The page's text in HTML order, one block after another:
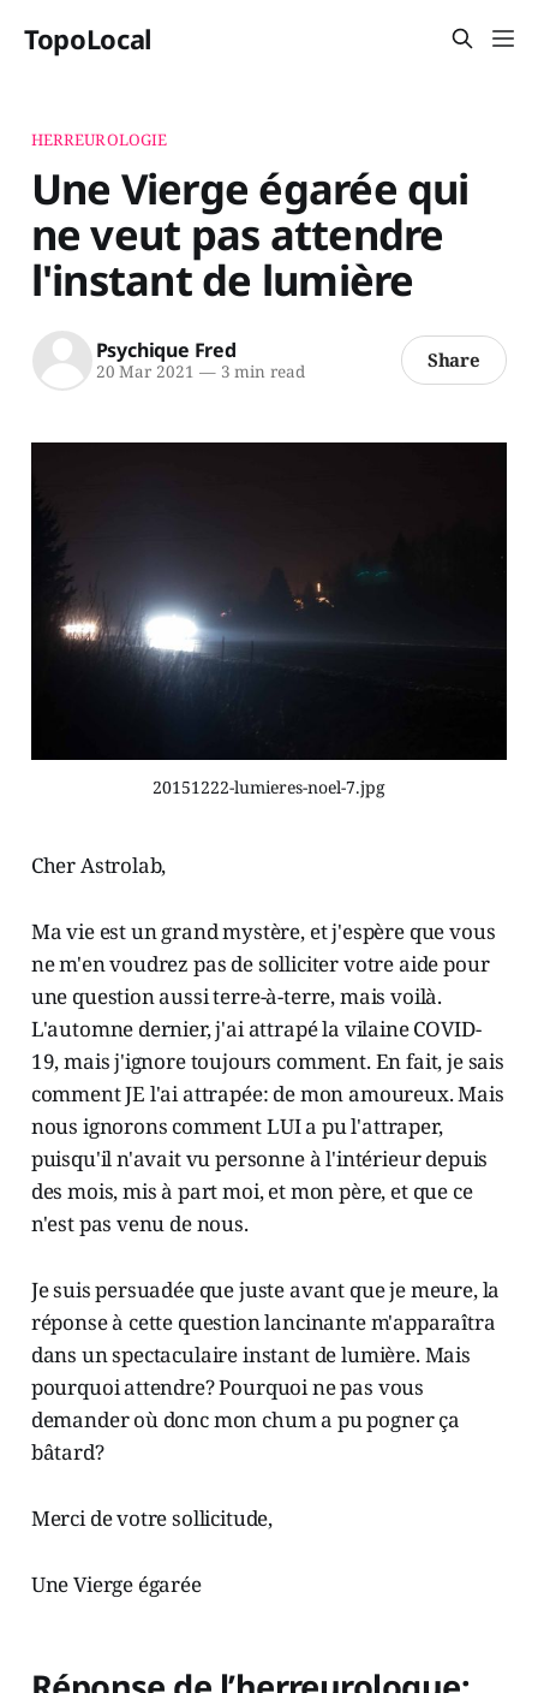
TopoLocal
HERREUROLOGIE
Une Vierge égarée qui
ne veut pas attendre
l'instant de lumière
Psychique Fred
20 Mar 2021 —3 min read Share
20151222-lumieres-noel-7.jpg
Cher Astrolab,
Ma vie est un grand mystère, et j'espère que vous
ne m'en voudrez pas de solliciter votre aide pour
une question aussi terre-à-terre, mais voilà.
L'automne dernier, j'ai attrapé la vilaine COVID-
19, mais j'ignore toujours comment. En fait, je sais
comment JE l'ai attrapée: de mon amoureux. Mais
nous ignorons comment LUI a pu l'attraper,
puisqu'il n'avait vu personne à l'intérieur depuis
des mois, mis à part moi, et mon père, et que ce
n'est pas venu de nous.
Je suis persuadée que juste avant que je meure, la
réponse à cette question lancinante m'apparaîtra
dans un spectaculaire instant de lumière. Mais
pourquoi attendre? Pourquoi ne pas vous
demander où donc mon chum a pu pogner ça
bâtard?
Merci de votre sollicitude,
Une Vierge égarée